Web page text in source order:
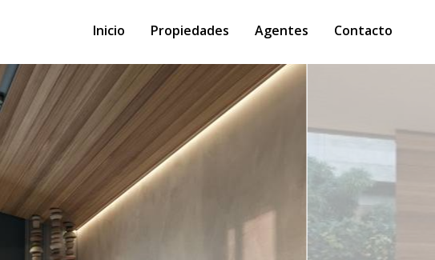
Inicio Propiedades Agentes Contacto